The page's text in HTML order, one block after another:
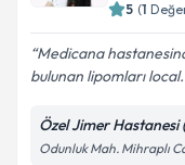
Kişisel
Metni'ni
5 (1
Medicana
bulunan lipomları
Özel Jimer Hastanesi
Odunluk Mah. Mihraplı